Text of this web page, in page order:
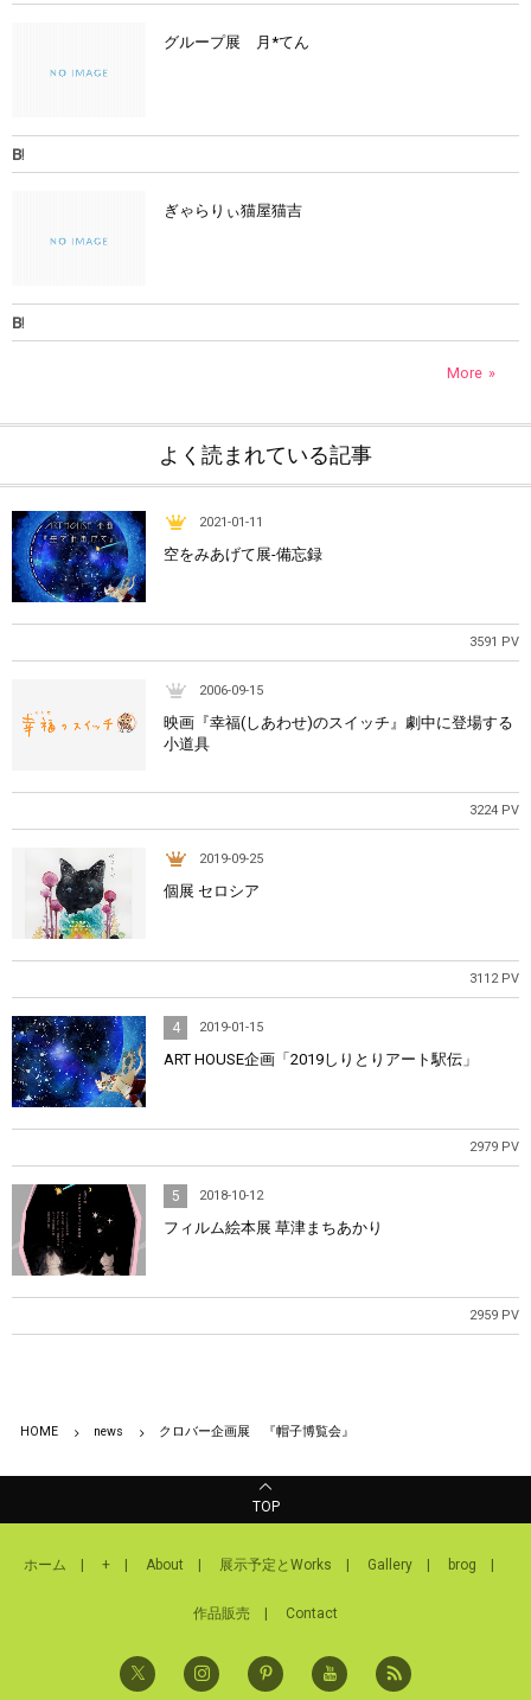
グループ展 月*てん
ぎゃらりぃ猫屋猫吉
More
よく読まれている記事
2021-01-11
空をみあげて展-備忘録
3591 PV
2006-09-15
映画『幸福(しあわせ)のスイッチ』劇中に登場する
小道具
3224 PV
2019-09-25
個展 セロシア
3112 PV
4 2019-01-15
ART HOUSE企画「2019しりとりアート駅伝」
2979 PV
5 2018-10-12
フィルム絵本展 草津まちあかり
2959 PV
HOME news クロバー企画展 『帽子博覧会』
TOP
ホーム + About 展示予定とWorks Gallery brog
作品販売 Contact